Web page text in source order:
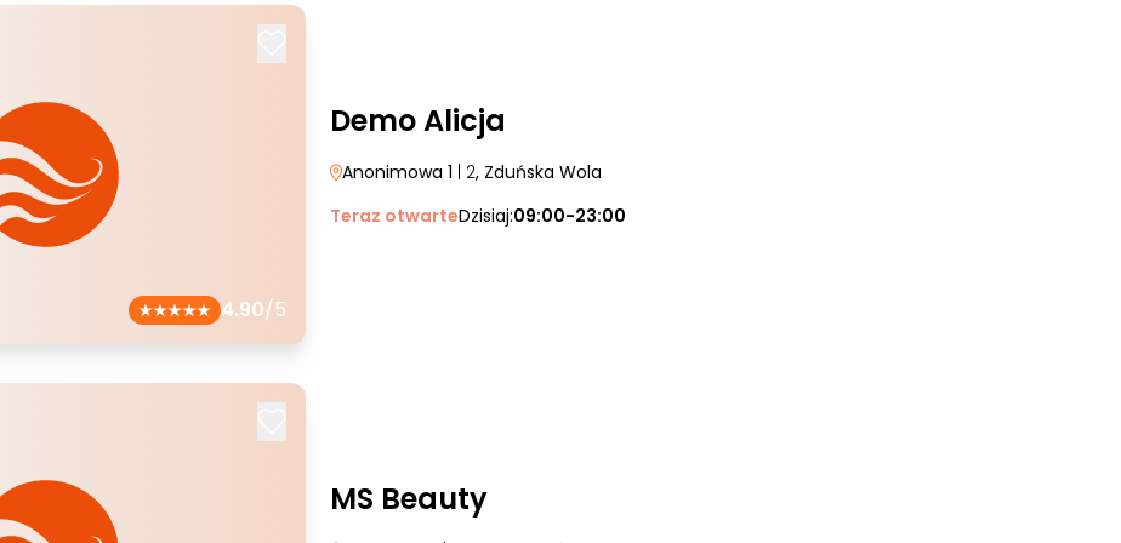
4.90/5
Demo Alicja
Anonimowa 1 | 2, Zduńska Wola
Teraz otwarteDzisiaj:09:00-23:00
MS Beauty